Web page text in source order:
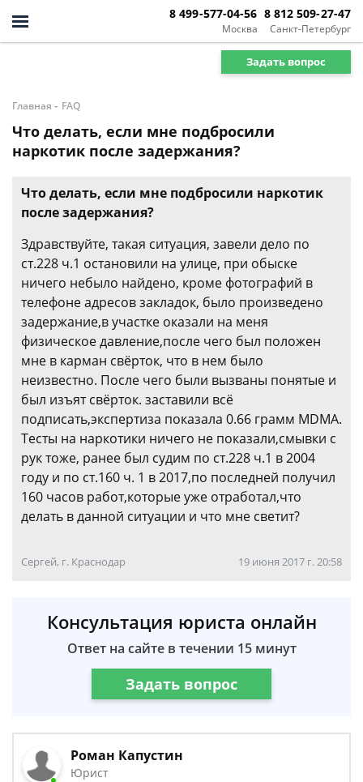
Москва
8 499-577-04-56
Санкт-Петербург
8 812 509-27-47
Задать вопрос
Главная - FAQ
Что делать, если мне подбросили
наркотик после задержания?
Что делать, если мне подбросили наркотик
после задержания?
Здравствуйте, такая ситуация, завели дело по
ст.228 ч.1 остановили на улице, при обыске
ничего небыло найдено, кроме фотографий в
телефоне адресов закладок, было произведено
задержание,в участке оказали на меня
физическое давление,после чего был положен
мне в карман свёрток, что в нем было
неизвестно. После чего были вызваны понятые и
был изъят свёрток. заставили всё
подписать,экспертиза показала 0.66 грамм MDMA.
Тесты на наркотики ничего не показали,смывки с
рук тоже, ранее был судим по ст.228 ч.1 в 2004
году и по ст.160 ч. 1 в 2017,по последней получил
160 часов работ,которые уже отработал,что
делать в данной ситуации и что мне светит?
Сергей, г. Краснодар 19 июня 2017 г. 20:58
Консультация юриста онлайн
Ответ на сайте в течении 15 минут
Задать вопрос
Роман Капустин
Юрист